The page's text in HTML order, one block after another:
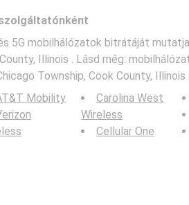
5G mobilhálózatok bitrátáját
Illinois . Lásd még:
Township, Cook County, Illinois .
Mobility
Carolina West
Wireless
Cellular One